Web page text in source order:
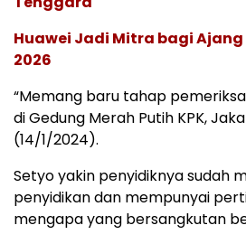
Huawei Jadi Mitra bagi Ajang
2026
“Memang baru tahap
di Gedung Merah Putih KPK,
(14/1/2024).
Setyo yakin penyidiknya sudah
penyidikan dan mempunyai
mengapa yang bersangkutan